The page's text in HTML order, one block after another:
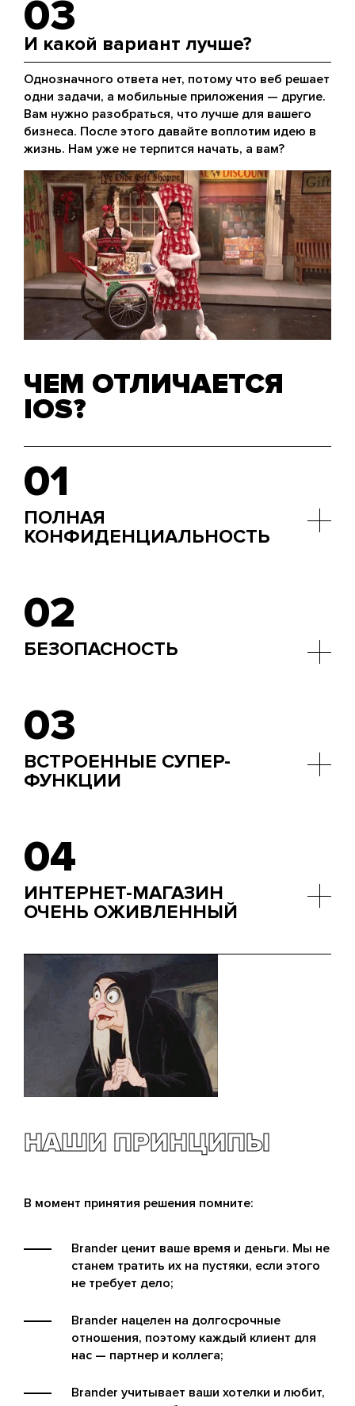
03
И какой вариант лучше?
Однозначного ответа нет, потому что веб решает
одни задачи, а мобильные приложения — другие.
Вам нужно разобраться, что лучше для вашего
бизнеса. После этого давайте воплотим идею в
жизнь. Нам уже не терпится начать, а вам?
ЧЕМ ОТЛИЧАЕТСЯ
IOS?
01
ПОЛНАЯ
КОНФИДЕНЦИАЛЬНОСТЬ
приложений мы учитываем этот нюанс и не
требуем от юзеров излишней вовлеченности.
02
БЕЗОПАСНОСТЬ
подтверждающего эти слова, приведем один
случай: Дональду Трампу, когда он вступил в
должность президента США, поменяли его
любимый Android на iPhone, аргументируя это
именно безопасностью.
03
ВСТРОЕННЫЕ СУПЕР-
ФУНКЦИИ
Touch ID, Siri — все это уникальные инструменты,
которые позволяют добавлять определенный
функционал и обеспечивают взаимодействие с
пользователем, недоступное для Android.
04
ИНТЕРНЕТ-МАГАЗИН
ОЧЕНЬ ОЖИВЛЕННЫЙ
миллиона приложений. Оказаться в такой
большой “семье” поначалу немного страшновато,
но вы через время освоитесь и тоже станете
успешным, находясь в компании с лучшими.
НАШИ ПРИНЦИПЫ
В момент принятия решения помните:
Brander ценит ваше время и деньги. Мы не
станем тратить их на пустяки, если этого
не требует дело;
Brander нацелен на долгосрочные
отношения, поэтому каждый клиент для
нас — партнер и коллега;
Brander учитывает ваши хотелки и любит,